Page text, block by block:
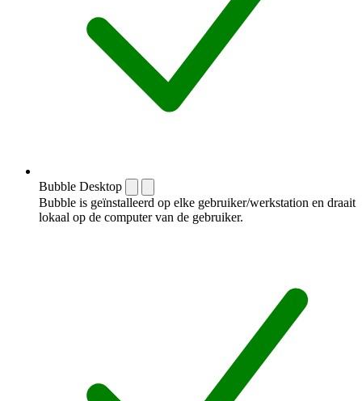
Bubble Desktop
Bubble is geïnstalleerd op elke gebruiker/werkstation en draait
lokaal op de computer van de gebruiker.